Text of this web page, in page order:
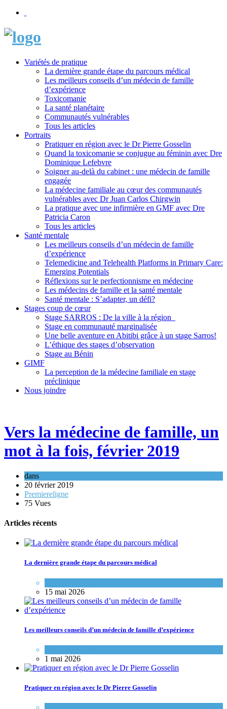
Variétés de pratique
La dernière grande étape du parcours médical
Les meilleurs conseils d’un médecin de famille
d’expérience
Toxicomanie
La santé planétaire
Communautés vulnérables
Tous les articles
Portraits
Pratiquer en région avec le Dr Pierre Gosselin
Quand la toxicomanie se conjugue au féminin avec Dre
Dominique Lefebvre
Soigner au-delà du cabinet : une médecin de famille
engagée
La médecine familiale au cœur des communautés
vulnérables avec Dr Juan Carlos Chirgwin
La pratique avec une infirmière en GMF avec Dre
Patricia Caron
Tous les articles
Santé mentale
Les meilleurs conseils d’un médecin de famille
d’expérience
Telemedicine and Telehealth Platforms in Primary Care:
Emerging Potentials
Réflexions sur le perfectionnisme en médecine
Les médecins de famille et la santé mentale
Santé mentale : S’adapter, un défi?
Stages coup de cœur
Stage SARROS : De la ville à la région
Stage en communauté marginalisée
Une belle aventure en Abitibi grâce à un stage Sarros!
L’éthique des stages d’observation
Stage au Bénin
GIMF
La perception de la médecine familiale en stage
préclinique
Nous joindre
Vers la médecine de famille, un
mot à la fois, février 2019
dans
20 février 2019
Premiereligne
75 Vues
Articles récents
La dernière grande étape du parcours médical
15 mai 2026
Les meilleurs conseils d’un médecin de famille d’expérience
1 mai 2026
Pratiquer en région avec le Dr Pierre Gosselin